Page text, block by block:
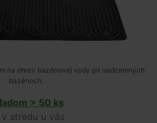
na ohrev bazénovej vody pri nadzemných
bazénoch.
> 50 ks
v stredu u vás